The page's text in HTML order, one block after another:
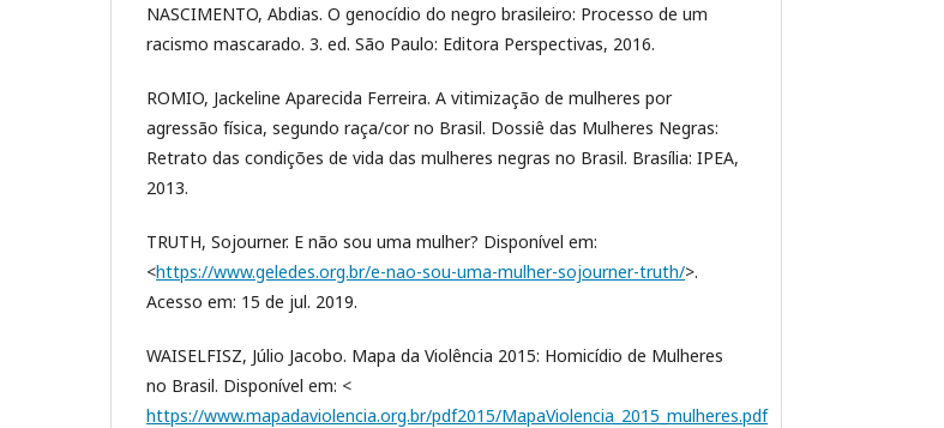
NASCIMENTO, Abdias. O genocídio do negro brasileiro: Processo de um
racismo mascarado. 3. ed. São Paulo: Editora Perspectivas, 2016.
ROMIO, Jackeline Aparecida Ferreira. A vitimização de mulheres por
agressão física, segundo raça/cor no Brasil. Dossiê das Mulheres Negras:
Retrato das condições de vida das mulheres negras no Brasil. Brasília: IPEA,
2013.
TRUTH, Sojourner. E não sou uma mulher? Disponível em:
<https://www.geledes.org.br/e-nao-sou-uma-mulher-sojourner-truth/>.
Acesso em: 15 de jul. 2019.
WAISELFISZ, Júlio Jacobo. Mapa da Violência 2015: Homicídio de Mulheres
no Brasil. Disponível em: <
https://www.mapadaviolencia.org.br/pdf2015/MapaViolencia_2015_mulheres.pdf